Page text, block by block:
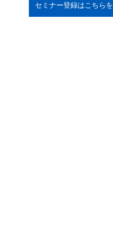
セミナー登録はこちら